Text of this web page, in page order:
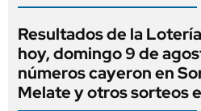
Resultados de la
hoy, domingo 9 de
números cayeron en
Melate y otros sorteos